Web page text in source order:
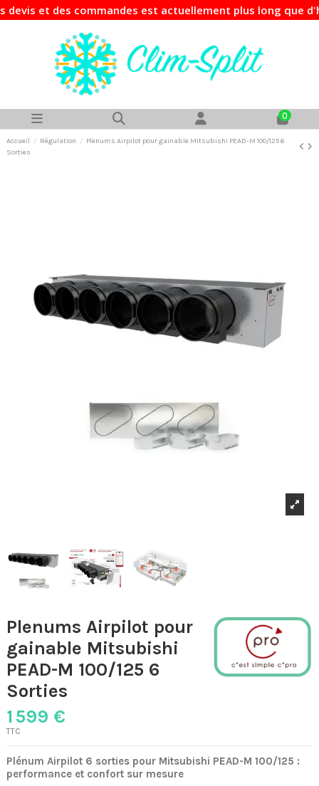
des commandes est actuellement plus long que
0
Accueil Régulation
Plenums Airpilot pour gainable Mitsubishi PEAD-M 100/125 6
Sorties
Plenums Airpilot pour
gainable Mitsubishi
PEAD-M 100/125 6
Sorties
1 599 €
TTC
Plénum Airpilot 6 sorties pour Mitsubishi PEAD-M 100/125 :
performance et confort sur mesure